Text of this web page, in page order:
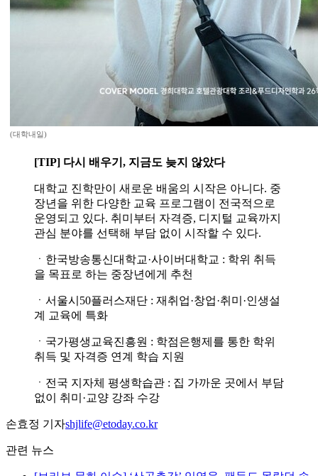
(대학내일)
[TIP] 다시 배우기, 지금도 늦지 않았다
대학교 진학만이 새로운 배움의 시작은 아니다. 중
장년을 위한 다양한 교육 프로그램이 전국적으로
운영되고 있다. 취미부터 자격증, 디지털 교육까지
관심 분야를 선택해 부담 없이 시작할 수 있다.
ㆍ한국방송통신대학교·사이버대학교 : 학위 취득
을 목표로 하는 중장년에게 추천
ㆍ서울시50플러스재단 : 재취업·창업·취미·인생설
계 교육에 특화
ㆍ국가평생교육진흥원 : 학점은행제를 통한 학위
취득 및 자격증 연계 학습 지원
ㆍ전국 지자체 평생학습관 : 집 가까운 곳에서 부담
없이 취미·교양 강좌 수강
손효정 기자shjlife@etoday.co.kr
관련 뉴스